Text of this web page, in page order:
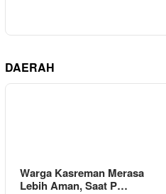
DAERAH
Warga Kasreman Merasa
Lebih Aman, Saat P…